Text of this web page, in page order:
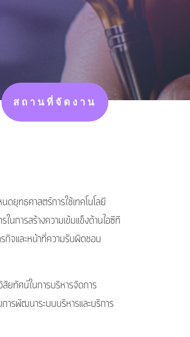
สถานที่จัดงาน
ธศาสตร์การใช้เทคโนโลยี
นการสร้างความเข้มแข็งด้านไอซีที
กิจและหน้าที่ความรับผิดชอบ
ยทัศน์ในการบริหารจัดการ
ารพัฒนาระบบบริหารและบริการ